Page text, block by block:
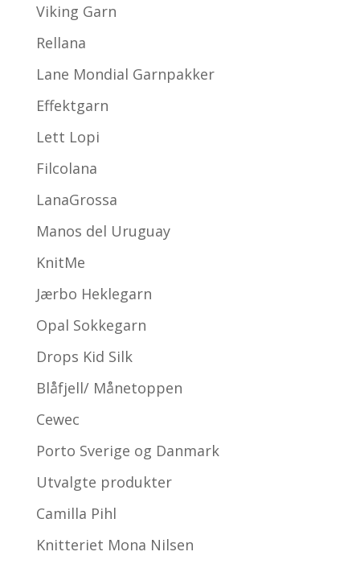
Viking Garn
Rellana
Lane Mondial Garnpakker
Effektgarn
Lett Lopi
Filcolana
LanaGrossa
Manos del Uruguay
KnitMe
Jærbo Heklegarn
Opal Sokkegarn
Drops Kid Silk
Blåfjell/ Månetoppen
Cewec
Porto Sverige og Danmark
Utvalgte produkter
Camilla Pihl
Knitteriet Mona Nilsen